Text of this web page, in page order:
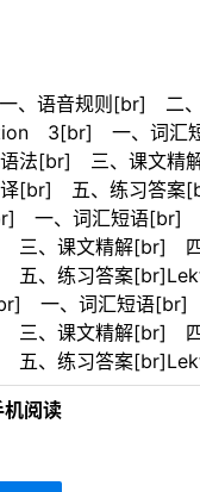
语音规则[br] 二
3[br] 一、词汇
法[br] 三、课文
[br] 五、练习答
一、词汇短语[br]
三、课文精解[br]
五、练习答案
一、词汇短语[br]
三、课文精解[br]
五、练习答案
阅读